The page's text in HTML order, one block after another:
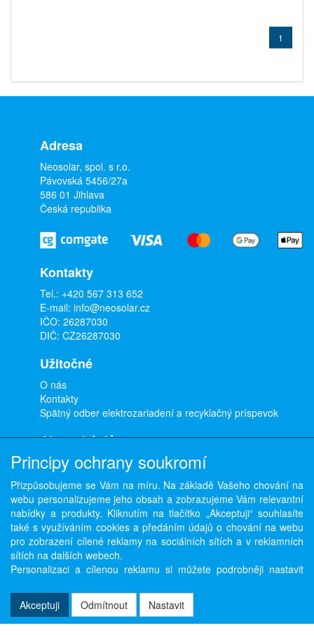
1
Adresa
Neosolar, spol. s r.o.
Pávovská 5456/27a
586 01 Jihlava
Česká republika
Kontakty
Tel.: +420 567 313 652
E-mail: info@neosolar.cz
IČO: 26287030
DIČ: CZ26287030
Užitočné
O nás
Kontakty
Spätný odber elektrozariadení a recyklačný príspevok
Ako nakúpiť
Doprava a platba
Obchodné podmienky
Ochrana osobných údajov
Odstúpenie od zmluvy
Copyright © ABRA Software a.s. 2026,
Principy ochrany soukromí
Přizpůsobujeme se Vám na míru. Na základě Vašeho chování na
webu personalizujeme jeho obsah a zobrazujeme Vám relevantní
nabídky a produkty. Kliknutím na tlačítko „Akceptuji“ souhlasíte
také s využíváním cookies a předáním údajů o chování na webu
pro zobrazení cílené reklamy na sociálních sítích a v reklamních
sítích na dalších webech.
Personalizaci a cílenou reklamu si můžete podrobněji nastavit
Akceptuji
Odmítnout Nastavit